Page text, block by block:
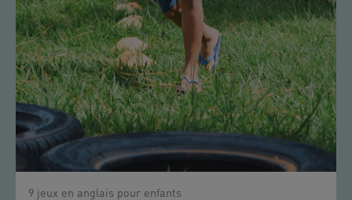
9 jeux en anglais pour enfants